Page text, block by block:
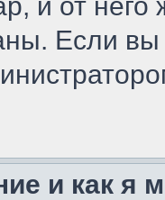
Если
и как я